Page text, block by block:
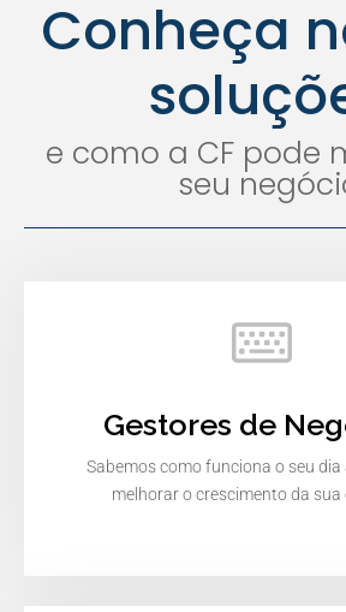
Conheça
e como a CF pode
seu
Gestores de
Sabemos como funciona o seu dia
melhorar o crescimento da sua